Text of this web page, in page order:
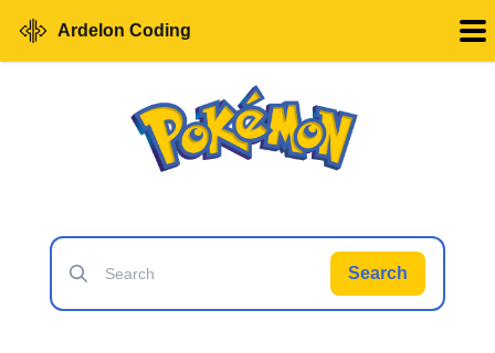
Ardelon Coding
Search